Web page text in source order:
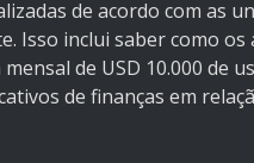
de acordo com as
Isso inclui saber como
de USD 10.000 de
de finanças em